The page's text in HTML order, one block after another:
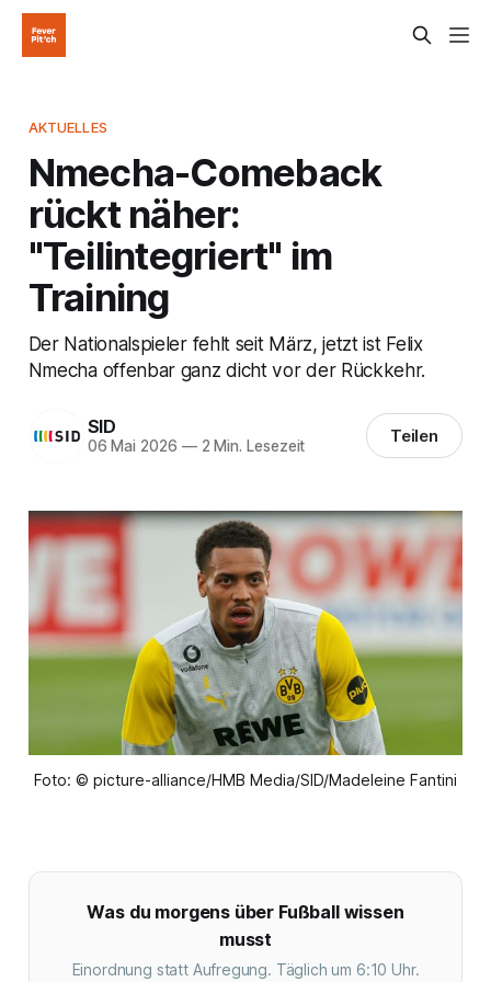
AKTUELLES
Nmecha-Comeback
rückt näher:
"Teilintegriert" im
Training
Der Nationalspieler fehlt seit März, jetzt ist Felix
Nmecha offenbar ganz dicht vor der Rückkehr.
SID
06 Mai 2026 —2 Min. Lesezeit Teilen
Foto: © picture-alliance/HMB Media/SID/Madeleine Fantini
Was du morgens über Fußball wissen
musst
Einordnung statt Aufregung. Täglich um 6:10 Uhr.